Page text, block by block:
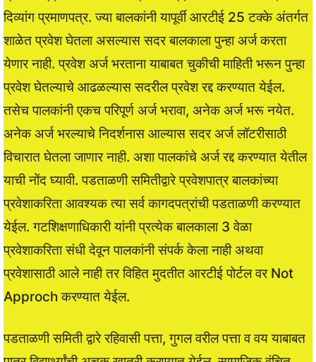
दिव्यांग प्रमाणपत्र. ज्या बालकांनी यापूर्वी आरटीई 25 टक्के अंतर्गत
शाळेत प्रवेश घेतला असल्यास सदर बालकाला पुन्हा अर्ज करता
येणार नाही. प्रवेश अर्ज भरताना याबाबत चुकीची माहिती भरून पुन्हा
प्रवेश घेतल्याचे आढळल्यास सदरील प्रवेश रद्द करण्यात येईल.
तसेच पालकांनी एकच परिपूर्ण अर्ज भरावा, अनेक अर्ज भरू नयेत.
अनेक अर्ज भरल्याचे निदर्शनास आल्यास सदर अर्ज लॉटरीसाठी
विचारात घेतला जाणार नाही. अशा पालकांचे अर्ज रद्द करण्यात येतील
याची नोंद घ्यावी. पडताळणी समितीद्वारे प्रवेशपात्र बालकांच्या
प्रवेशाकरिता आवश्यक त्या सर्व कागदपत्रांची पडताळणी करण्यात
येईल. गटशिक्षणाधिकारी यांनी प्रत्येक बालकाला 3 वेळा
प्रवेशाकरिता संधी देवून पालकांनी संपर्क केला नाही अथवा
प्रवेशासाठी आले नाही तर विहित मुदतीत आरटीई पोर्टल वर Not
Approch करण्यात येईल.
पडताळणी समिती द्वारे रहिवासी पत्ता, गुगल वरील पत्ता व वय याबाबत